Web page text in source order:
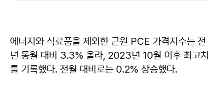
에너지와 식료품을 제외한 근원 PCE 가격지수는 전
년 동월 대비 3.3% 올라, 2023년 10월 이후 최고치
를 기록했다. 전월 대비로는 0.2% 상승했다.